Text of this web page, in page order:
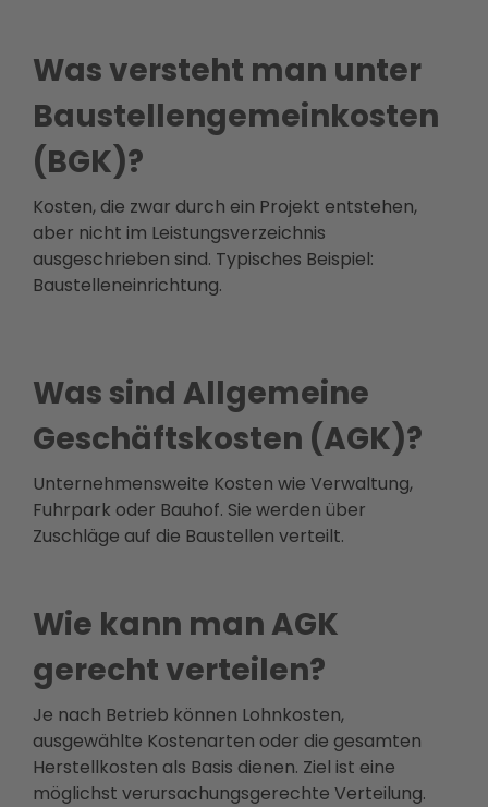
Was versteht man unter
Baustellengemeinkosten
(BGK)?
Kosten, die zwar durch ein Projekt entstehen,
aber nicht im Leistungsverzeichnis
ausgeschrieben sind. Typisches Beispiel:
Baustelleneinrichtung.
Was sind Allgemeine
Geschäftskosten (AGK)?
Unternehmensweite Kosten wie Verwaltung,
Fuhrpark oder Bauhof. Sie werden über
Zuschläge auf die Baustellen verteilt.
Wie kann man AGK
gerecht verteilen?
Je nach Betrieb können Lohnkosten,
ausgewählte Kostenarten oder die gesamten
Herstellkosten als Basis dienen. Ziel ist eine
möglichst verursachungsgerechte Verteilung.